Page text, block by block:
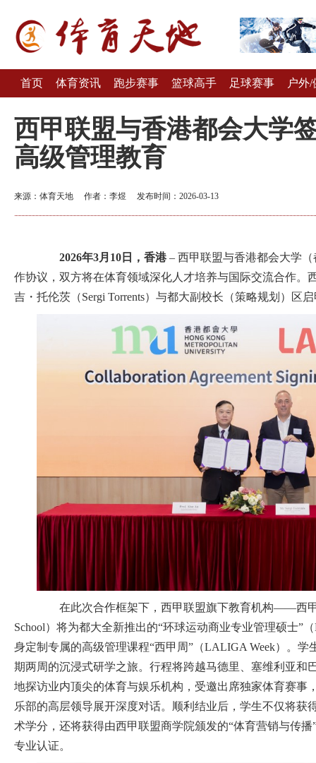
首页 体育资讯 跑步赛事 篮球高手 足球赛事 户外/
西甲联盟与香港都会大学
高级管理教育
来源：体育天地 作者：李煜 发布时间：2026-03-13
2026年3月 10 日，香港– 西甲联盟与香港都会大学
作协议，双方将在体育领域深化人才培养与国际交流合作。
吉・托伦茨（Sergi Torrents）与都大副校长（策略规划）区
在此次合作框架下，西甲联盟旗下教育机构——西甲
School）将为都大全新推出的“环球运动商业专业管理硕士”
身定制专属的高级管理课程“西甲周”（LALIGA Week）。学
期两周的沉浸式研学之旅。行程将跨越马德里、塞维利亚和
地探访业内顶尖的体育与娱乐机构，受邀出席独家体育赛事
乐部的高层领导展开深度对话。顺利结业后，学生不仅将获
术学分，还将获得由西甲联盟商学院颁发的“体育营销与传播
专业认证。